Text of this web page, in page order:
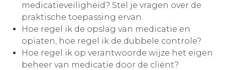
medicatieveiligheid? Stel je vragen over de
praktische toepassing ervan.
Hoe regel ik de opslag van medicatie en
opiaten, hoe regel ik de dubbele controle?
Hoe regel ik op verantwoorde wijze het eigen
beheer van medicatie door de cliënt?